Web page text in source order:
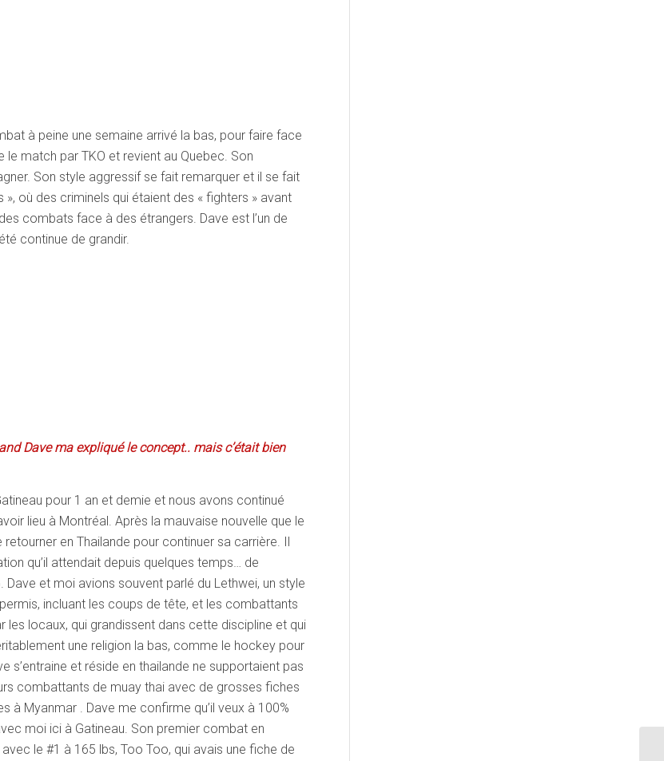
à peine une semaine arrivé la bas, pour faire face
match par TKO et revient au Quebec. Son
Son style aggressif se fait remarquer et il se fait
où des criminels qui étaient des « fighters » avant
combats face à des étrangers. Dave est l’un de
continue de grandir.
Dave ma expliqué le concept.. mais c’était bien
pour 1 an et demie et nous avons continué
lieu à Montréal. Après la mauvaise nouvelle que le
en Thailande pour continuer sa carrière. Il
qu’il attendait depuis quelques temps… de
et moi avions souvent parlé du Lethwei, un style
incluant les coups de tête, et les combattants
locaux, qui grandissent dans cette discipline et qui
une religion la bas, comme le hockey pour
s’entraine et réside en thailande ne supportaient pas
combattants de muay thai avec de grosses fiches
à Myanmar . Dave me confirme qu’il veux à 100%
moi ici à Gatineau. Son premier combat en
le #1 à 165 lbs, Too Too, qui avais une fiche de